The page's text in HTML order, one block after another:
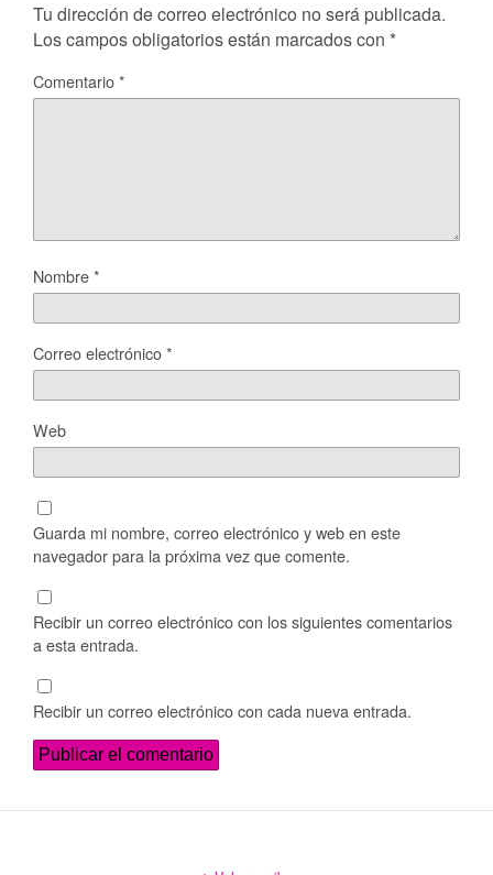
Tu dirección de correo electrónico no será publicada.
Los campos obligatorios están marcados con *
Comentario*
Nombre*
Correo electrónico*
Web
Guarda mi nombre, correo electrónico y web en este
navegador para la próxima vez que comente.
Recibir un correo electrónico con los siguientes comentarios
a esta entrada.
Recibir un correo electrónico con cada nueva entrada.